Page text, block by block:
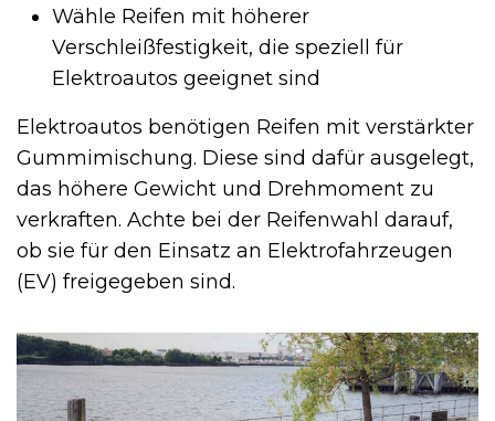
Wähle Reifen mit höherer
Verschleißfestigkeit, die speziell für
Elektroautos geeignet sind
Elektroautos benötigen Reifen mit verstärkter
Gummimischung. Diese sind dafür ausgelegt,
das höhere Gewicht und Drehmoment zu
verkraften. Achte bei der Reifenwahl darauf,
ob sie für den Einsatz an Elektrofahrzeugen
(EV) freigegeben sind.